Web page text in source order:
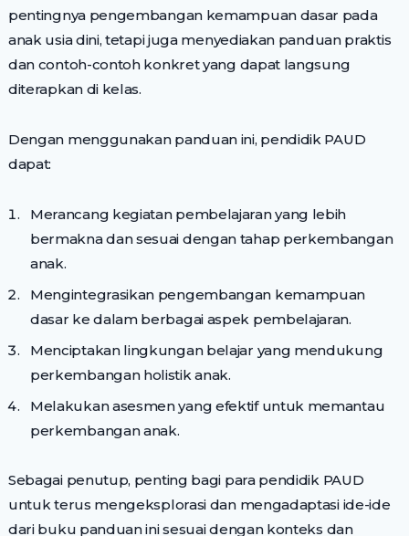
pentingnya pengembangan kemampuan dasar pada
anak usia dini, tetapi juga menyediakan panduan praktis
dan contoh-contoh konkret yang dapat langsung
diterapkan di kelas.
Dengan menggunakan panduan ini, pendidik PAUD
dapat:
Merancang kegiatan pembelajaran yang lebih
bermakna dan sesuai dengan tahap perkembangan
anak.
Mengintegrasikan pengembangan kemampuan
dasar ke dalam berbagai aspek pembelajaran.
Menciptakan lingkungan belajar yang mendukung
perkembangan holistik anak.
Melakukan asesmen yang efektif untuk memantau
perkembangan anak.
Sebagai penutup, penting bagi para pendidik PAUD
untuk terus mengeksplorasi dan mengadaptasi ide-ide
dari buku panduan ini sesuai dengan konteks dan